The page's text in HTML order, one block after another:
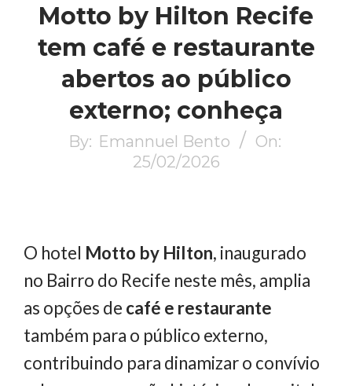
Motto by Hilton Recife
tem café e restaurante
abertos ao público
externo; conheça
By: Emannuel Bento
On:
25/02/2026
O hotel Motto by Hilton, inaugurado
no Bairro do Recife neste mês, amplia
as opções de café e restaurante
também para o público externo,
contribuindo para dinamizar o convívio